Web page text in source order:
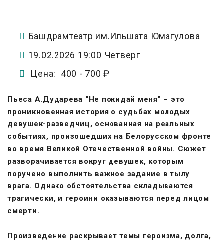
Башдрамтеатр им.Ильшата Юмагулова
19.02.2026 19:00 Четверг
Цена:
400 - 700 ₽
Пьеса А.Дударева “Не покидай меня” – это
проникновенная история о судьбах молодых
девушек-разведчиц, основанная на реальных
событиях, произошедших на Белорусском фронте
во время Великой Отечественной войны. Сюжет
разворачивается вокруг девушек, которым
поручено выполнить важное задание в тылу
врага. Однако обстоятельства складываются
трагически, и героини оказываются перед лицом
смерти.
Произведение раскрывает темы героизма, долга,